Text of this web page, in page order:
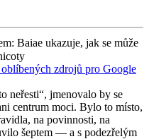
Baiae ukazuje, jak se může
zdrojů pro Google
neřesti“, jmenovalo by se
centrum moci. Bylo to místo,
na povinnosti, na
šeptem — a s podezřelým